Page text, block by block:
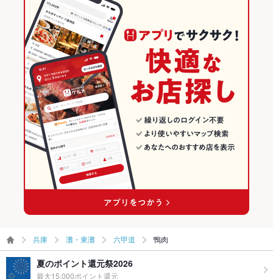
兵庫 灘・東灘 六甲道 鴨肉
夏のポイント還元祭2026
最大15,000ポイント還元